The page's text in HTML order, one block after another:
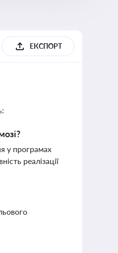
ЕКСПОРТ
у програмах
реалізації